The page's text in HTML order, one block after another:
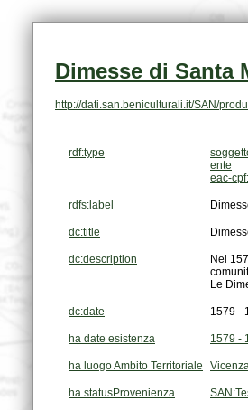
Dimesse di Santa
http://dati.san.beniculturali.it/SAN/
rdf:type
ente
eac-
rdfs:label
dc:title
dc:description
Le
dc:date 1579 -
ha date esistenza 1579 -
ha luogo Ambito Territoriale
ha statusProvenienza